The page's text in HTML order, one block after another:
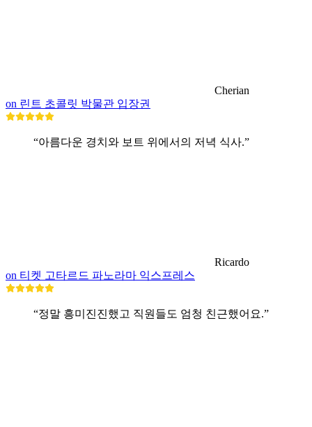
Cherian
on 린트 초콜릿 박물관 입장권
“아름다운 경치와 보트 위에서의 저녁 식사.”
Ricardo
on 티켓 고타르드 파노라마 익스프레스
“정말 흥미진진했고 직원들도 엄청 친근했어요.”